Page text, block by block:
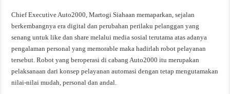
Chief Executive Auto2000, Martogi Siahaan memaparkan, sejalan
berkembangnya era digital dan perubahan perilaku pelanggan yang
senang untuk like dan share melalui media sosial terutama atas adanya
pengalaman personal yang memorable maka hadirlah robot pelayanan
tersebut. Robot yang beroperasi di cabang Auto2000 itu merupakan
pelaksanaan dari konsep pelayanan automasi dengan tetap mengutamakan
nilai-nilai mudah, personal dan andal.